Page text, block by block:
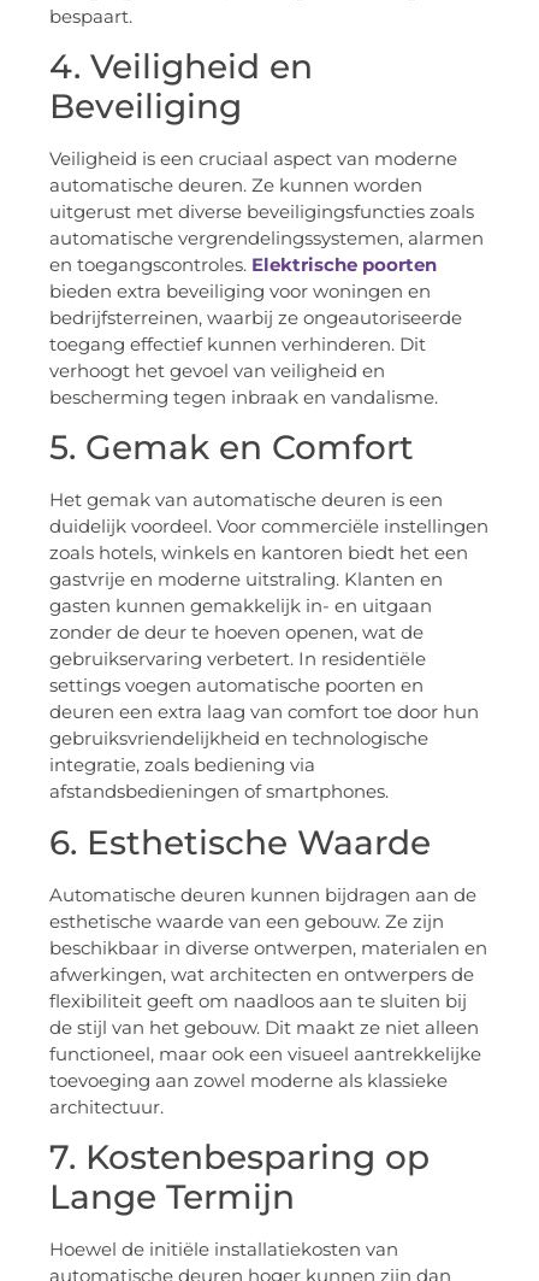
bespaart.
4. Veiligheid en
Beveiliging
Veiligheid is een cruciaal aspect van moderne
automatische deuren. Ze kunnen worden
uitgerust met diverse beveiligingsfuncties zoals
automatische vergrendelingssystemen, alarmen
en toegangscontroles. Elektrische poorten
bieden extra beveiliging voor woningen en
bedrijfsterreinen, waarbij ze ongeautoriseerde
toegang effectief kunnen verhinderen. Dit
verhoogt het gevoel van veiligheid en
bescherming tegen inbraak en vandalisme.
5. Gemak en Comfort
Het gemak van automatische deuren is een
duidelijk voordeel. Voor commerciële instellingen
zoals hotels, winkels en kantoren biedt het een
gastvrije en moderne uitstraling. Klanten en
gasten kunnen gemakkelijk in- en uitgaan
zonder de deur te hoeven openen, wat de
gebruikservaring verbetert. In residentiële
settings voegen automatische poorten en
deuren een extra laag van comfort toe door hun
gebruiksvriendelijkheid en technologische
integratie, zoals bediening via
afstandsbedieningen of smartphones.
6. Esthetische Waarde
Automatische deuren kunnen bijdragen aan de
esthetische waarde van een gebouw. Ze zijn
beschikbaar in diverse ontwerpen, materialen en
afwerkingen, wat architecten en ontwerpers de
flexibiliteit geeft om naadloos aan te sluiten bij
de stijl van het gebouw. Dit maakt ze niet alleen
functioneel, maar ook een visueel aantrekkelijke
toevoeging aan zowel moderne als klassieke
architectuur.
7. Kostenbesparing op
Lange Termijn
Hoewel de initiële installatiekosten van
automatische deuren hoger kunnen zijn dan